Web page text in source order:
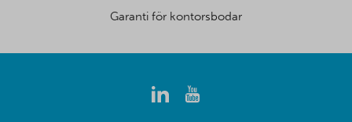
Garanti för kontorsbodar